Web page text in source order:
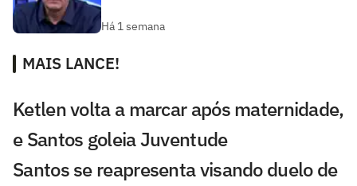
Há 1 semana
MAIS LANCE!
Ketlen volta a marcar após maternidade,
e Santos goleia Juventude
Santos se reapresenta visando duelo de